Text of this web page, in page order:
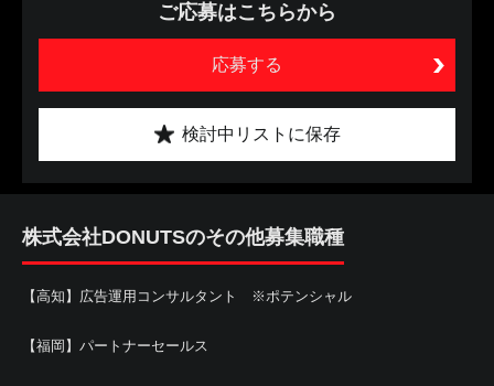
ご応募はこちらから
応募する
検討中リストに保存
株式会社DONUTSのその他募集職種
【高知】広告運用コンサルタント ※ポテンシャル
【福岡】パートナーセールス